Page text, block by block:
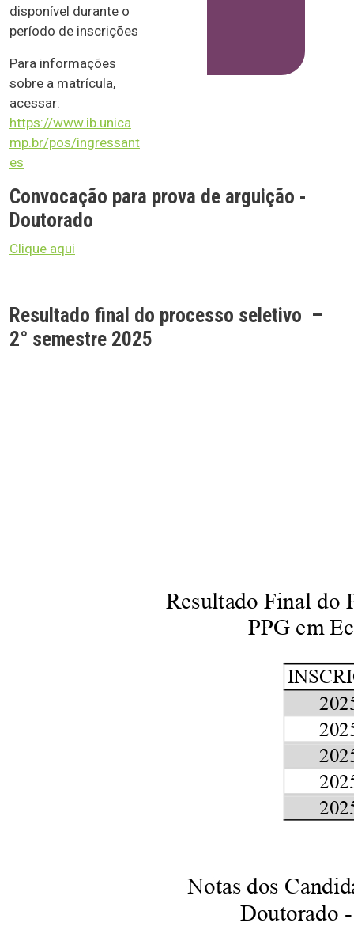
disponível durante o
período de inscrições
Para informações
sobre a matrícula,
acessar:
https://www.ib.unica
mp.br/pos/ingressant
es
Convocação para prova de arguição -
Doutorado
Clique aqui
Resultado final do processo seletivo –
2° semestre 2025